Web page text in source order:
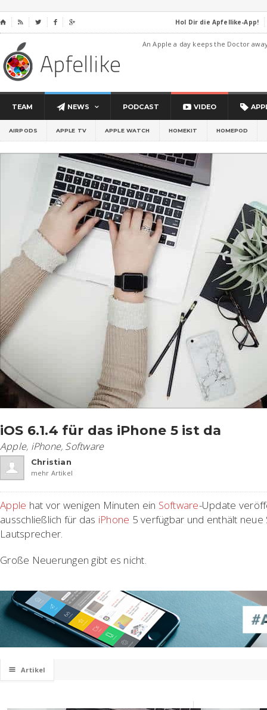
⌂     Hol Dir die Apfellike-App!
An Apple a day keeps the Doctor
TEAM NEWS PODCAST VIDEO
AIRPODS APPLE TV APPLE WATCH HOMEKIT HOMEPOD
iOS 6.1.4 für das iPhone 5 ist da
Apple, iPhone, Software
Christian
mehr Artikel
Apple hat vor wenigen Minuten ein Software-Update
ausschließlich für das iPhone 5 verfügbar und enthält
Lautsprecher.
Große Neuerungen gibt es nicht.
☰ Artikel